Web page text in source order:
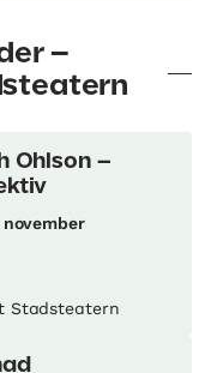
–
Ohlson –
Stadsteatern